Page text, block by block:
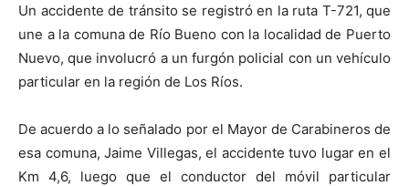
Un accidente de tránsito se registró en la ruta T-721, que
une a la comuna de Río Bueno con la localidad de Puerto
Nuevo, que involucró a un furgón policial con un vehículo
particular en la región de Los Ríos.
De acuerdo a lo señalado por el Mayor de Carabineros de
esa comuna, Jaime Villegas, el accidente tuvo lugar en el
Km 4,6, luego que el conductor del móvil particular